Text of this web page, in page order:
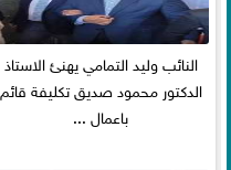
النائب وليد التمامي يهنئ الاستاذ
الدكتور محمود صديق تكليفة قائم
باعمال ...